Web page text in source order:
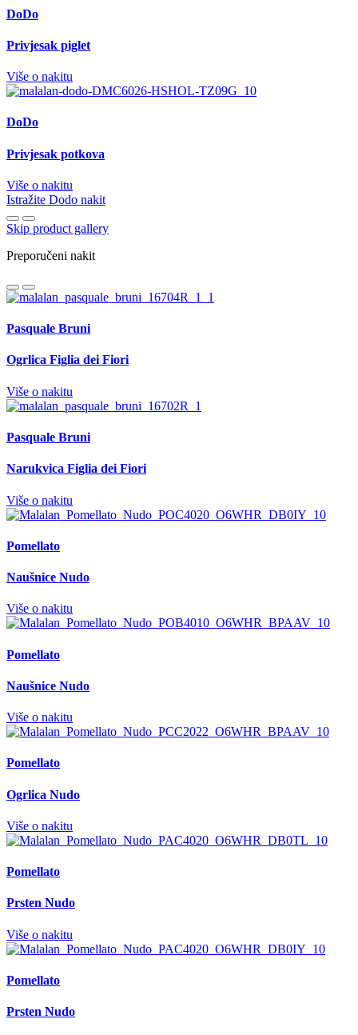
DoDo
Privjesak piglet
Više o nakitu
DoDo
Privjesak potkova
Više o nakitu
Istražite Dodo nakit
Skip product gallery
Preporučeni nakit
Pasquale Bruni
Ogrlica Figlia dei Fiori
Više o nakitu
Pasquale Bruni
Narukvica Figlia dei Fiori
Više o nakitu
Pomellato
Naušnice Nudo
Više o nakitu
Pomellato
Naušnice Nudo
Više o nakitu
Pomellato
Ogrlica Nudo
Više o nakitu
Pomellato
Prsten Nudo
Više o nakitu
Pomellato
Prsten Nudo